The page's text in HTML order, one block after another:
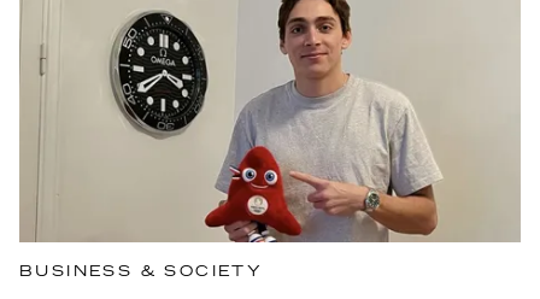
BUSINESS & SOCIETY